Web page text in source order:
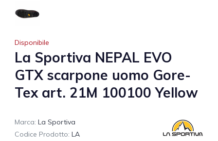
Disponibile
La Sportiva NEPAL EVO
GTX scarpone uomo Gore-
Tex art. 21M 100100 Yellow
Marca: La Sportiva
Codice Prodotto: LA